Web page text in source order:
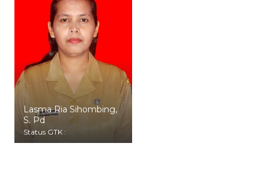
Lasma Ria Sihombing,
S. Pd
Status GTK :